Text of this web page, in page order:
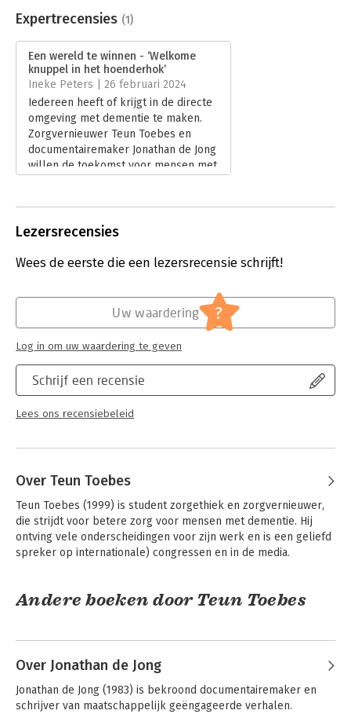
Bestandsformaat:
epub
Uitgever:
De Arbeiderspers
Verschijningsdatum:
14-11-2023
Hoofdrubriek: Literatuur en romans
Expertrecensies (1)
Een wereld te winnen - ‘Welkome
knuppel in het hoenderhok’
Ineke Peters | 26 februari 2024
Iedereen heeft of krijgt in de directe
omgeving met dementie te maken.
Zorgvernieuwer Teun Toebes en
documentairemaker Jonathan de Jong
willen de toekomst voor mensen met
Lees verder
Lezersrecensies
Wees de eerste die een lezersrecensie schrijft!
Schrijf een recensie
Lees ons recensiebeleid
Uw waardering ?
Log in om uw waardering te geven
Over Teun Toebes
Teun Toebes (1999) is student zorgethiek en zorgvernieuwer,
die strijdt voor betere zorg voor mensen met dementie. Hij
ontving vele onderscheidingen voor zijn werk en is een geliefd
spreker op internationale) congressen en in de media.
Andere boeken door Teun Toebes
Over Jonathan de Jong
Jonathan de Jong (1983) is bekroond documentairemaker en
schrijver van maatschappelijk geëngageerde verhalen.